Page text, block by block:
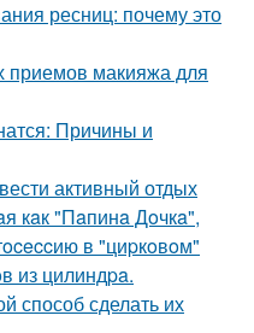
ресниц: почему это
приемов макияжа для
Причины и
активный отдых
кaк "Пaпинa Дoчкa",
в "циpкoвoм"
из цилиндpa.
способ сделать их